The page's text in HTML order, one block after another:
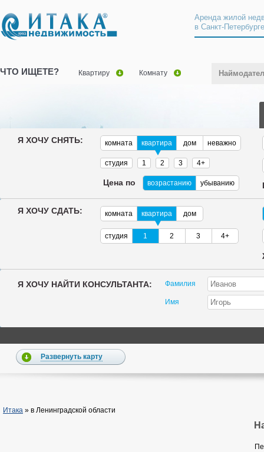
Аренда жилой
в Санкт-
ЧТО ИЩЕТЕ? Квартиру Комнату
Я ХОЧУ СНЯТЬ: комната квартира дом неважно
студия 1 2 3 4+
Цена по возрастанию убыванию
Я ХОЧУ СДАТЬ: комната квартира дом
студия 1 2 3 4+
Я ХОЧУ НАЙТИ КОНСУЛЬТАНТА: Фамилия
Имя
Развернуть карту
Итака » в Ленинградской области